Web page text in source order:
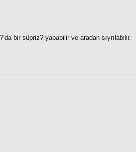
bir süpriz? yapabilir ve aradan sıyrılabilir.